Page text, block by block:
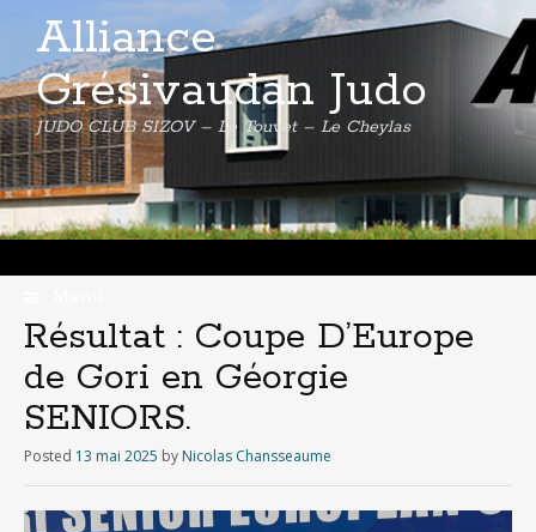
Alliance
Grésivaudan Judo
JUDO CLUB SIZOV – Le Touvet – Le Cheylas
Skip
to
content
Résultat : Coupe D’Europe
de Gori en Géorgie
SENIORS.
Posted 13 mai 2025 by Nicolas Chansseaume